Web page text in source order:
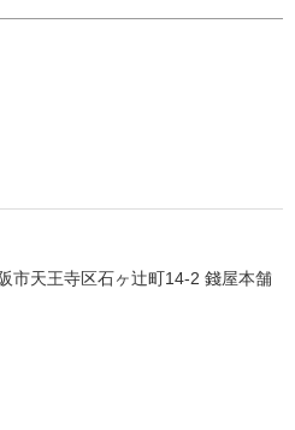
市天王寺区石ヶ辻町14-2 錢屋本舗